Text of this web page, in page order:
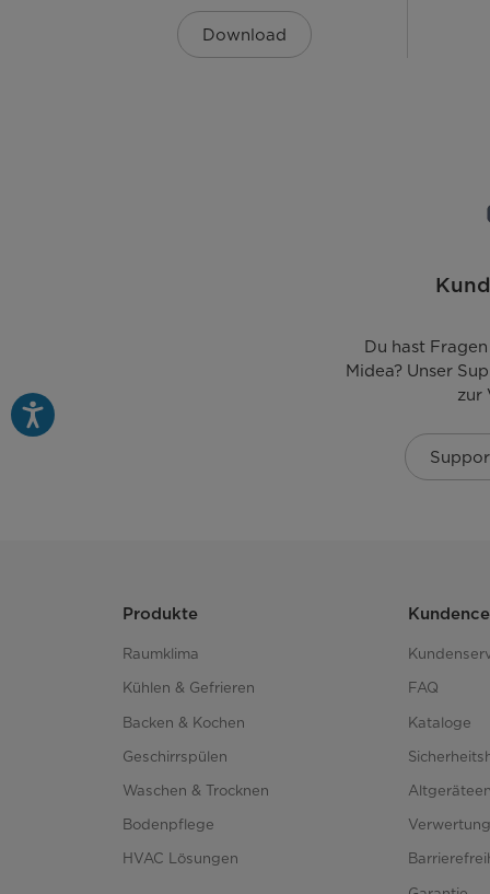
Digitale Anzeige für Klarspüler & Salz
Besteckschublade
Klappbare Besteckablage
Funktionen
Extra Trocken
Download
Du hast
Midea? Unser
zur
Produkte
Raumklima
Kühlen & Gefrieren
Backen & Kochen
Geschirrspülen
Waschen & Trocknen
Bodenpflege
HVAC Lösungen
FAQ
Kataloge